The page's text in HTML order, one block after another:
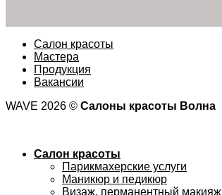
Салон красоты
Мастера
Продукция
Вакансии
WAVE 2026 © Салоны красоты Волна
Салон красоты
Парикмахерские услуги
Маникюр и педикюр
Визаж, перманентный макияж